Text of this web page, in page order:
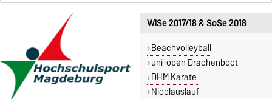
WiSe 2017/18 & SoSe 2018
Beachvolleyball
uni-open Drachenboot
DHM Karate
Nicolauslauf